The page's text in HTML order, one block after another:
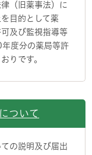
（旧薬事法）に
目的として薬
及び監視指導等
度分の薬局等許
りです。
ついて
の説明及び届出